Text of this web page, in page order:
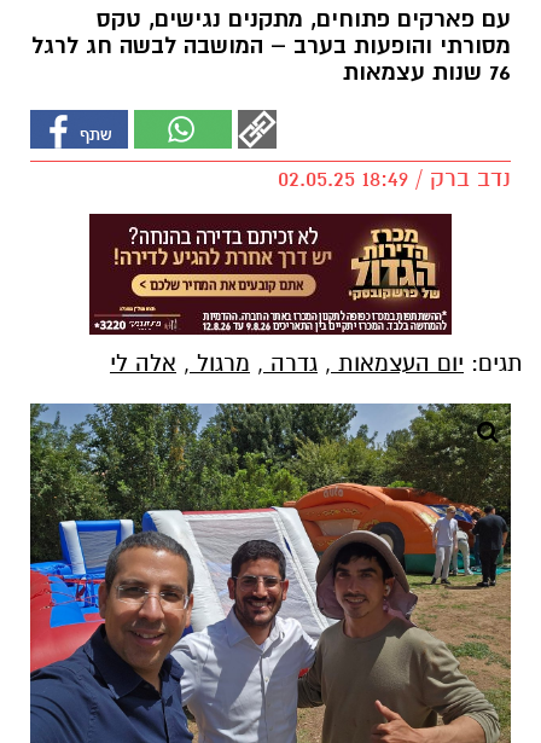
עם פארקים פתוחים, מתקנים נגישים, טקס
מסורתי והופעות בערב – המושבה לבשה חג לרגל
76 שנות עצמאות
נדב ברק / 18:49 02.05.25
תגים: יום העצמאות , גדרה , מרגול , אלה לי